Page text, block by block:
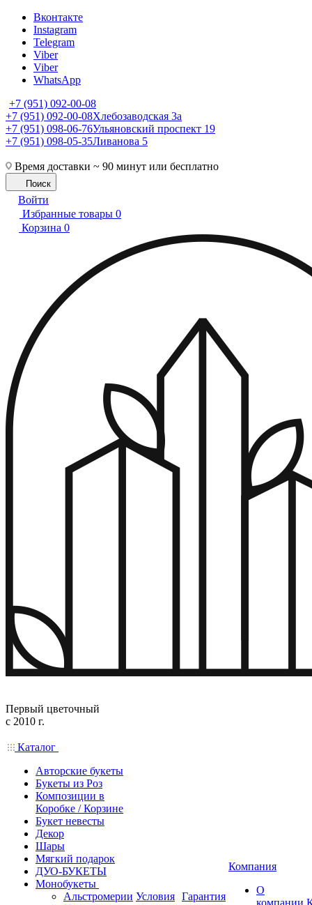
Вконтакте
Instagram
Telegram
Viber
Viber
WhatsApp
+7 (951) 092-00-08
+7 (951) 092-00-08Хлебозаводская 3а
+7 (951) 098-06-76Ульяновский проспект 19
+7 (951) 098-05-35Ливанова 5
Время доставки ~ 90 минут или бесплатно
Поиск
Войти
Избранные товары 0
Корзина 0
Первый цветочный
с 2010 г.
Каталог
Авторские букеты
Букеты из Роз
Композиции в
Коробке / Корзине
Букет невесты
Декор
Шары
Мягкий подарок
ДУО-БУКЕТЫ
Монобукеты
Альстромерии Условия Гарантия
Компания
О
компании